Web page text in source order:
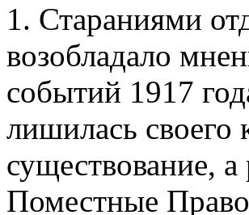
1. Стараниями
возобладало
событий 1917
лишилась своего
существование,
Поместные